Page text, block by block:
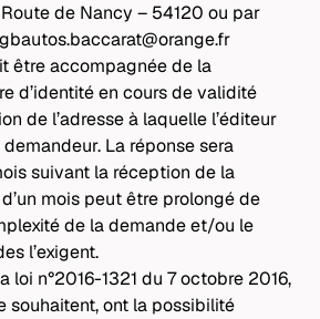
de Nancy – 54120 ou par
gbautos.baccarat@orange.fr
être accompagnée de la
d’identité en cours de validité
de l’adresse à laquelle l’éditeur
La réponse sera
suivant la réception de la
mois peut être prolongé de
de la demande et/ou le
l’exigent.
loi n°2016-1321 du 7 octobre 2016,
souhaitent, ont la possibilité